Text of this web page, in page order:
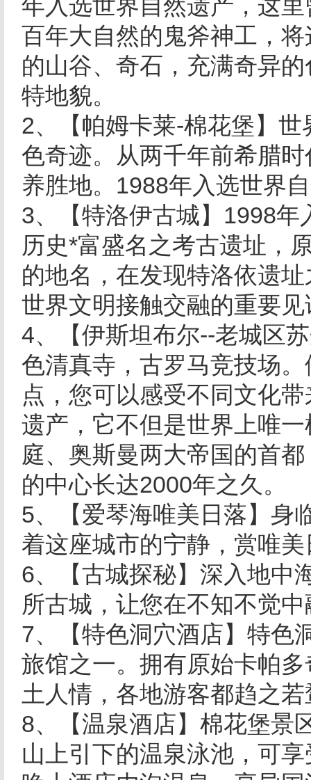
年入选世界自然遗产，这
百年大自然的鬼斧神工，
的山谷、奇石，充满奇异
特地貌。
2、【帕姆卡莱-棉花堡】
色奇迹。从两千年前希腊
养胜地。1988年入选世界
3、【特洛伊古城】1998
历史*富盛名之考古遗址，
的地名，在发现特洛依遗
世界文明接触交融的重要见
4、【伊斯坦布尔--老城区
色清真寺，古罗马竞技场
点，您可以感受不同文化
遗产，它不但是世界上唯
庭、奥斯曼两大帝国的首
的中心长达2000年之久。
5、【爱琴海唯美日落】身
着这座城市的宁静，赏唯
6、【古城探秘】深入地中
所古城，让您在不知不觉
7、【特色洞穴酒店】特
旅馆之一。拥有原始卡帕
土人情，各地游客都趋之
8、【温泉酒店】棉花堡景
山上引下的温泉泳池，可